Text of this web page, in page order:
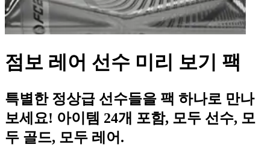
점보 레어 선수 미리 보기 팩
특별한 정상급 선수들을 팩 하나로 만나
보세요! 아이템 24개 포함, 모두 선수, 모
두 골드, 모두 레어.